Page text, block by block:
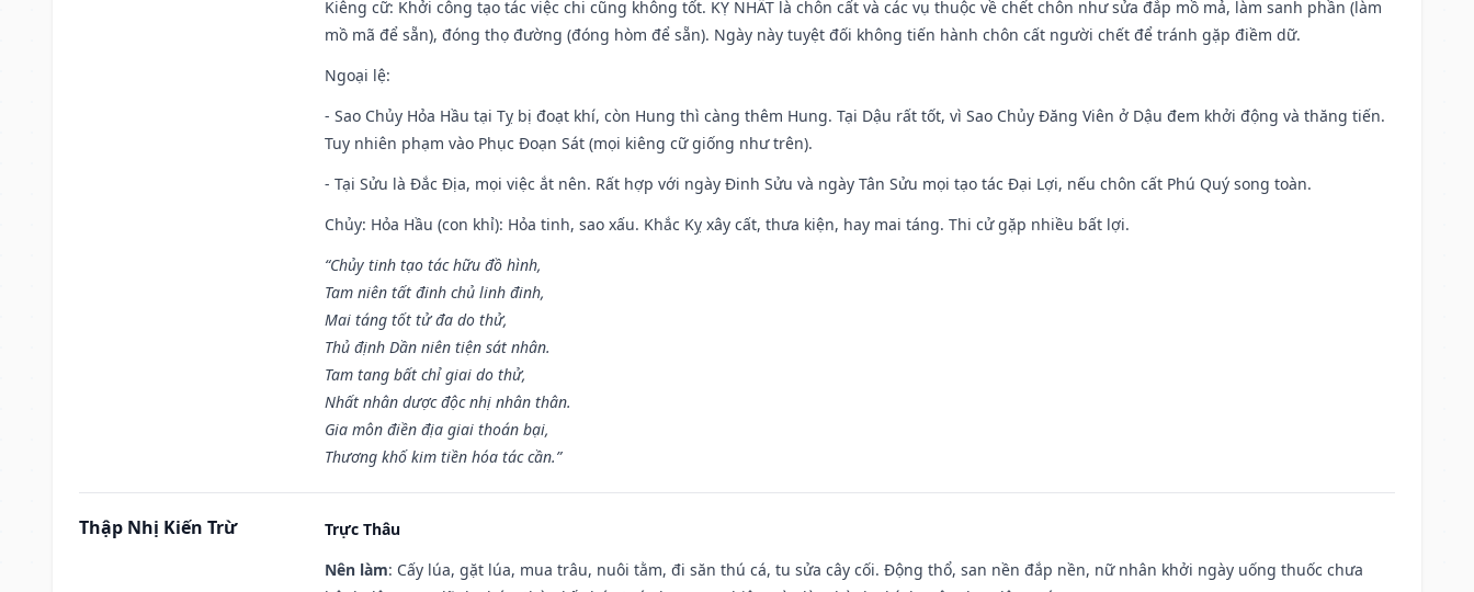
Kiêng cữ: Khởi công tạo tác việc chi cũng không tốt. KỴ NHẤT là chôn cất và các vụ thuộc về chết chôn như sửa đắp mồ mả, làm sanh phần (làm
mồ mã để sẵn), đóng thọ đường (đóng hòm để sẵn). Ngày này tuyệt đối không tiến hành chôn cất người chết để tránh gặp điềm dữ.
Ngoại lệ:
- Sao Chủy Hỏa Hầu tại Tỵ bị đoạt khí, còn Hung thì càng thêm Hung. Tại Dậu rất tốt, vì Sao Chủy Đăng Viên ở Dậu đem khởi động và thăng tiến.
Tuy nhiên phạm vào Phục Đoạn Sát (mọi kiêng cữ giống như trên).
- Tại Sửu là Đắc Địa, mọi việc ắt nên. Rất hợp với ngày Đinh Sửu và ngày Tân Sửu mọi tạo tác Đại Lợi, nếu chôn cất Phú Quý song toàn.
Chủy: Hỏa Hầu (con khỉ): Hỏa tinh, sao xấu. Khắc Kỵ xây cất, thưa kiện, hay mai táng. Thi cử gặp nhiều bất lợi.
“Chủy tinh tạo tác hữu đồ hình,
Tam niên tất đinh chủ linh đinh,
Mai táng tốt tử đa do thử,
Thủ định Dần niên tiện sát nhân.
Tam tang bất chỉ giai do thử,
Nhất nhân dược độc nhị nhân thân.
Gia môn điền địa giai thoán bại,
Thương khố kim tiền hóa tác cần.”
Thập Nhị Kiến Trừ
Trực Thâu
Nên làm: Cấy lúa, gặt lúa, mua trâu, nuôi tằm, đi săn thú cá, tu sửa cây cối. Động thổ, san nền đắp nền, nữ nhân khởi ngày uống thuốc chưa